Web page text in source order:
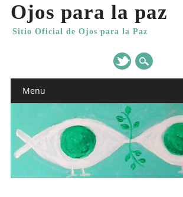
Ojos para la paz
Sitio Oficial de Ojos para la Paz
Main menu
Menu